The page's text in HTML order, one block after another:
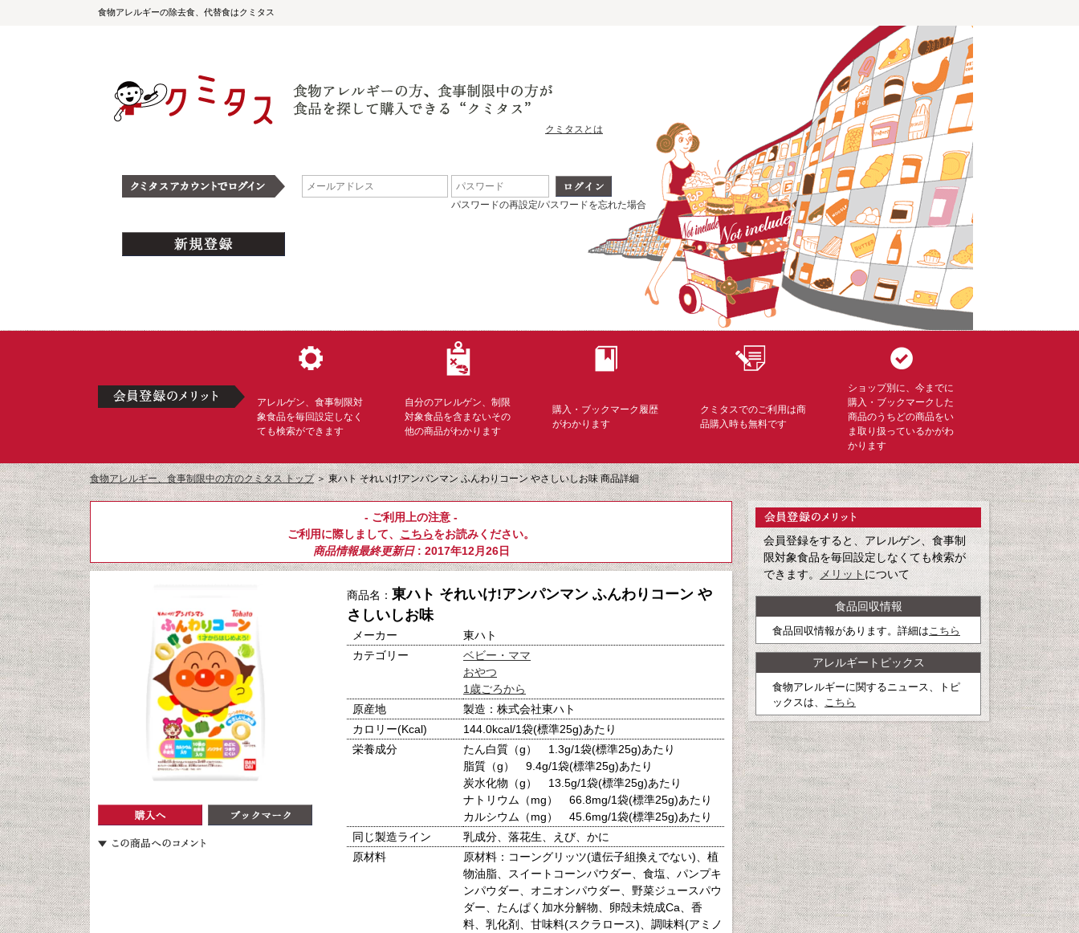
食物アレルギーの除去食、代替食はクミタス
クミタスとは
パスワードの再設定/パスワードを忘れた場合
アレルゲン、食事制限対
象食品を毎回設定しなく
ても検索ができます
自分のアレルゲン、制限
対象食品を含まないその
他の商品がわかります
購入・ブックマーク履歴
がわかります
クミタスでのご利用は商
品購入時も無料です
ショップ別に、今までに
購入・ブックマークした
商品のうちどの商品をい
ま取り扱っているかがわ
かります
食物アレルギー、食事制限中の方のクミタス トップ＞東ハト それいけ!アンパンマン ふんわりコーン やさしいしお味 商品詳細
- ご利用上の注意 -
ご利用に際しまして、 こちらをお読みください。
商品情報最終更新日: 2017年12月26日
商品名： 東ハト それいけ!アンパンマン ふんわりコーン や
さしいしお味
メーカー
東ハト
カテゴリー
ベビー・ママ
おやつ
1歳ごろから
原産地
製造：株式会社東ハト
カロリー(Kcal)
144.0kcal/1袋(標準25g)あたり
栄養成分
たん白質（g） 1.3g/1袋(標準25g)あたり
脂質（g） 9.4g/1袋(標準25g)あたり
炭水化物（g） 13.5g/1袋(標準25g)あたり
ナトリウム（mg） 66.8mg/1袋(標準25g)あたり
カルシウム（mg） 45.6mg/1袋(標準25g)あたり
同じ製造ライン
乳成分、落花生、えび、かに
原材料
原材料：コーングリッツ(遺伝子組換えでない)、植
物油脂、スイートコーンパウダー、食塩、パンプキ
ンパウダー、オニオンパウダー、野菜ジュースパウ
ダー、たんぱく加水分解物、卵殻未焼成Ca、香
料、乳化剤、甘味料(スクラロース)、調味料(アミノ
会員登録をすると、アレルゲン、食事制
限対象食品を毎回設定しなくても検索が
できます。メリットについて
食品回収情報
食品回収情報があります。詳細は こちら
アレルギートピックス
食物アレルギーに関するニュース、トピ
ックスは、
こちら